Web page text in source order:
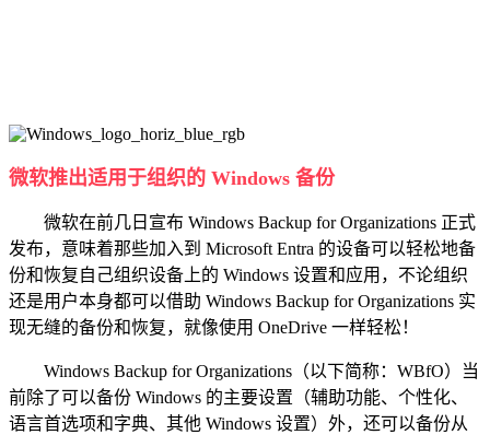
微软推出适用于组织的 Windows 备份
微软在前几日宣布 Windows Backup for Organizations 正式
发布，意味着那些加入到 Microsoft Entra 的设备可以轻松地备
份和恢复自己组织设备上的 Windows 设置和应用，不论组织
还是用户本身都可以借助 Windows Backup for Organizations 实
现无缝的备份和恢复，就像使用 OneDrive 一样轻松！
Windows Backup for Organizations（以下简称：WBfO）当
前除了可以备份 Windows 的主要设置（辅助功能、个性化、
语言首选项和字典、其他 Windows 设置）外，还可以备份从